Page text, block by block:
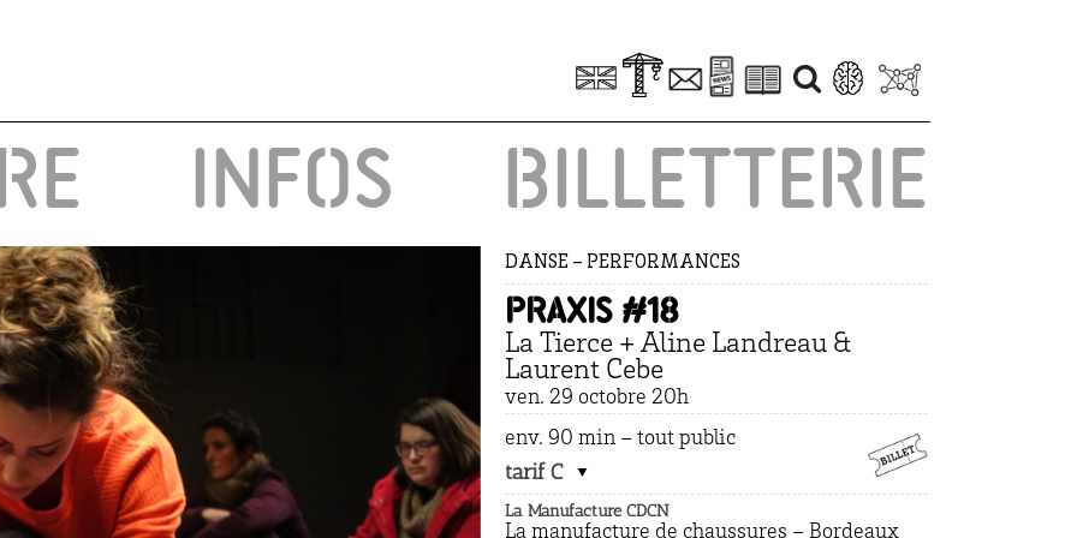
INFOS BILLETTERIE
DANSE – PERFORMANCES
PRAXIS #18
La Tierce + Aline Landreau &
Laurent Cebe
ven. 29 octobre 20h
env. 90 min – tout public
tarif C
La Manufacture CDCN
La manufacture de chaussures – Bordeaux